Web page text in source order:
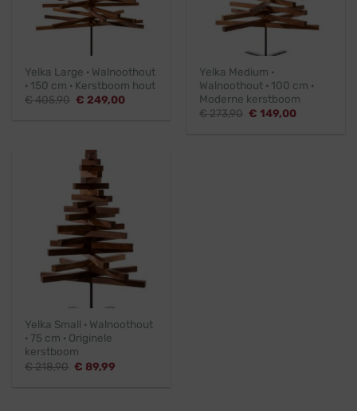
Yelka Large · Walnoothout
· 150 cm · Kerstboom hout
€405,90 Oorspronkelijke
€ 249,00Huidige
Yelka Medium ·
Walnoothout · 100 cm ·
Moderne kerstboom
€273,90 Oorspronkelijke
€ 149,00Huidige
Yelka Small · Walnoothout
· 75 cm · Originele
kerstboom
€218,90 Oorspronkelijke
€ 89,99